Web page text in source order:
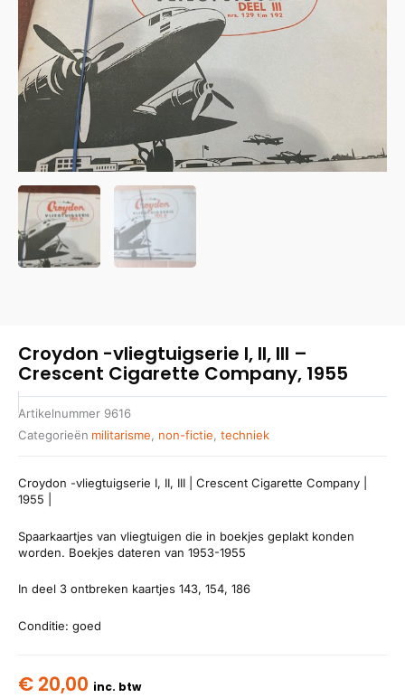
Croydon -vliegtuigserie I, II, III –
Crescent Cigarette Company, 1955
Artikelnummer 9616
Categorieën militarisme, non-fictie, techniek
Croydon -vliegtuigserie I, II, III | Crescent Cigarette Company |
1955 |
Spaarkaartjes van vliegtuigen die in boekjes geplakt konden
worden. Boekjes dateren van 1953-1955
In deel 3 ontbreken kaartjes 143, 154, 186
Conditie: goed
€ 20,00 inc. btw